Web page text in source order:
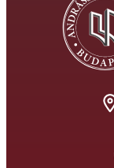
Ab SoSe